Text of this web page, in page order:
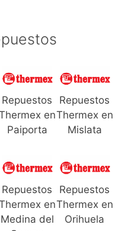
Repuestos
en
Paiporta
Repuestos
Thermex en
Mislata
Repuestos
en
Medina del
Repuestos
Thermex en
Orihuela